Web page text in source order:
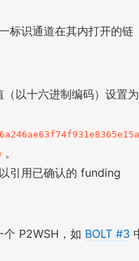
标识通道在其内打开的链
（以十六进制编码）设置为
。
以引用已确认的 funding
个 P2WSH，如 BOLT #3